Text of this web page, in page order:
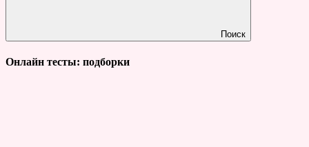
Поиск
Онлайн тесты: подборки